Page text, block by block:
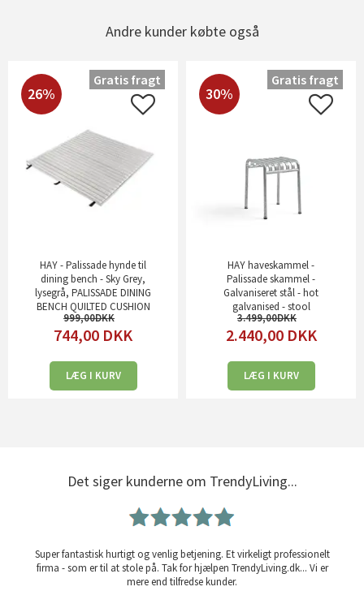
Andre kunder købte også
26%
HAY - Palissade hynde til
dining bench - Sky Grey,
lysegrå, PALISSADE DINING
BENCH QUILTED CUSHION
999,00
744,00 DKK
LÆG I KURV
Gratis fragt
30%
HAY haveskammel -
Palissade skammel -
Galvaniseret stål - hot
galvanised - stool
3.499,00
2.440,00 DKK
LÆG I KURV
Gratis fragt
Det siger kunderne om TrendyLiving...
Super fantastisk hurtigt og venlig betjening. Et virkeligt professionelt
firma - som er til at stole på. Tak for hjælpen TrendyLiving.dk... Vi er
mere end tilfredse kunder.